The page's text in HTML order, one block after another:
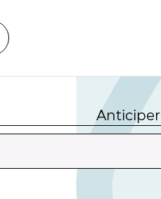
Anticiper